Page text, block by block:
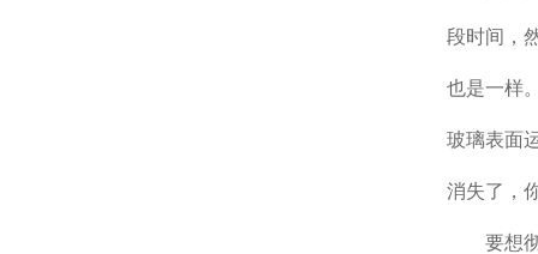
段时间，
也是一样
玻璃表面
消失了，
要想彻